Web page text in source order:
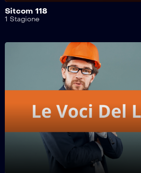
Safe Drive – 212^ Puntata
Safe Drive – 210^ Puntata
Safe Drive – 209^ Puntata
Safe Drive – 208^ Puntata
Sitcom 118
1 Stagione